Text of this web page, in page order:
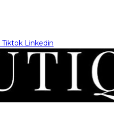
Tiktok Linkedin